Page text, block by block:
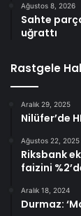
Ağustos 8, 2026
Sahte
uğrattı
Rastgele
Aralık 29, 2025
Nilüfer’de
Ağustos 22, 2025
Riksbank
faizini
Aralık 18, 2024
Durmaz: